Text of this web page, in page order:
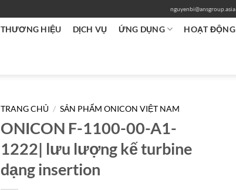
nguyenbi@ansgroup.asia
THƯƠNG HIỆU DỊCH VỤ ỨNG DỤNG HOẠT ĐỘNG
TRANG CHỦ / SẢN PHẨM ONICON VIỆT NAM
ONICON F-1100-00-A1-
1222| lưu lượng kế turbine
dạng insertion